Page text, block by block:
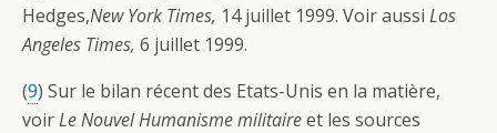
Hedges,New York Times, 14 juillet 1999. Voir aussi Los
Angeles Times, 6 juillet 1999.
(9) Sur le bilan récent des Etats-Unis en la matière,
voirLe Nouvel Humanisme militaireet les sources